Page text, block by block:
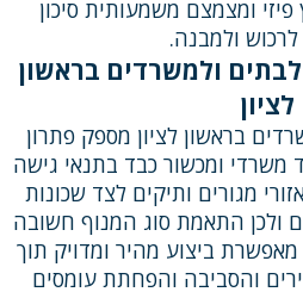
ומצמצם משמעותית סיכון
לרכוש ולמבנה.
ולמשרדים בראשון
לציון
בראשון לציון מספק פתרון
משרדי ומכשור כבד בתנאי גישה
מגורים ותיקים לצד שכונות
ולכן התאמת סוג המנוף חשובה
ביצוע מהיר ומדויק תוך
והסביבה והפחתת עומסים